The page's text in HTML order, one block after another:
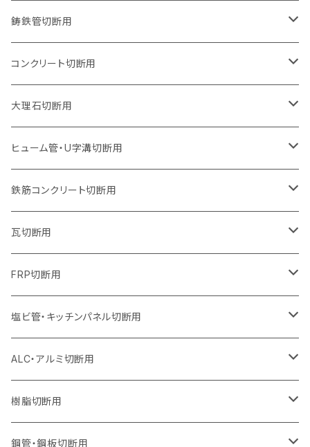
セグメントタイプ（ビス穴付き
セグメントタイプ
180mm（7インチ）
セグメントタイプ
205mm（8インチ）
セグメントタイプ
230mm（9インチ）
セグメントタイプ
305mm（12インチ）
セグメント
セグメント（特殊凸凹加工チップ）
355mm（14インチ）
セグメント
セグメント（特殊凸凹加工チップ）
405mm（16インチ）
セグメントタイプ
ウェーブタイプ
セグメントタイプ
ウェーブタイプ
150mm（6インチ）
セグメントタイプ
ウェーブタイプ
180mm（7インチ）
セグメントタイプ
ウェーブタイプ
205mm（8インチ）
セグメントタイプ
ウェーブタイプ
230mm（9インチ）
セグメントタイプ
ウェーブタイプ
255mm（10インチ）
セグメントタイプ
305mm（12インチ）
セグメント
セグメント（特殊凸凹加工チップ）
355mm（14インチ）
セグメント
セグメント（特殊凸凹加工チップ）
セグメントタイプ
ウェーブタイプ
125mm（5インチ）
セグメントタイプ
ウェーブタイプ
150mm（6インチ）
セグメントタイプ
ウェーブタイプ
180mm（7インチ）
セグメントタイプ
ウェーブタイプ
205mm（8インチ）
セグメントタイプ
ウェーブタイプ
230mm（9インチ）
セグメントタイプ
ウェーブタイプ
255mm（10インチ）
セグメントタイプ
305mm（12インチ）
セグメント
セグメント（特殊凸凹加工チップ）
355mm（14インチ）
セグメント
セグメント（特殊凸凹加工チップ）
105mm（4インチ）
セグメントタイプ
セグメントタイプ（ビス穴付き
125mm（5インチ）
セグメントタイプ
セグメントタイプ（ビス穴付き
150mm（6インチ）
セグメントタイプ
180mm（7インチ）
セグメントタイプ
205mm（8インチ）
セグメントタイプ
230mm（9インチ）
セグメントタイプ
255mm（10インチ）
セグメントタイプ（一般道路カッター用
305mm（12インチ）
セグメントタイプ
セグメントタイプ（一般道路カッター用
355mm（14インチ）
セグメントタイプ
セグメントタイプ（一般道路カッター用
405mm（16インチ）
セグメントタイプ
455mm（18インチ）
鋳鉄管切断用
105mm（4インチ）
セグメントタイプ
セグメントタイプ（ビス穴付き
125mm（5インチ）
セグメントタイプ
セグメントタイプ（ビス穴付き
150mm（6インチ）
セグメントタイプ
180mm（7インチ）
セグメントタイプ
205mm（8インチ）
セグメントタイプ
230mm（9インチ）
セグメントタイプ
305mm（12インチ）
セグメントタイプ
埋設鋳鉄管工事対応タイプ
355mm（14インチ）
セグメントタイプ
埋設鋳鉄管工事対応タイプ
405mm（16インチ）
セグメントタイプ
コンクリート切断用
105mm（4インチ）
セグメントタイプ
ウェーブタイプ
125mm（5インチ）
セグメントタイプ
ウェーブタイプ
150mm（6インチ）
セグメントタイプ
ウェーブタイプ
180mm（7インチ）
セグメントタイプ
ウェーブタイプ
205mm（8インチ）
セグメントタイプ
ウェーブタイプ
230mm（9インチ）
セグメントタイプ
ウェーブタイプ
255mm（10インチ）
セグメントタイプ
セグメントタイプ（一般道路カッター用
305mm（12インチ）
セグメント
355mm（14インチ）
大理石切断用
125mm（5インチ）
ヒューム管・U字溝切断用
105mm（4インチ）
セグメントタイプ
125mm（5インチ）
セグメントタイプ
150mm（6インチ）
セグメントタイプ
180mm（7インチ）
セグメントタイプ
205mm（8インチ）
セグメントタイプ
230mm（9インチ）
セグメントタイプ
255mm（10インチ）
鉄筋コンクリート切断用
305mm（12インチ）
セグメントタイプ
355mm（14インチ）
セグメントタイプ
405mm（16インチ）
セグメントタイプ
瓦切断用
105mm（4インチ）
FRP切断用
125ｍｍ（5インチ）
塩ビ管・キッチンパネル切断用
125ｍｍ（5インチ）
ALC・アルミ切断用
305mm（12インチ）
砥石（補強綱入り）
355mm（14インチ）
樹脂切断用
305mm（12インチ）
鋼管・鋼板切断用